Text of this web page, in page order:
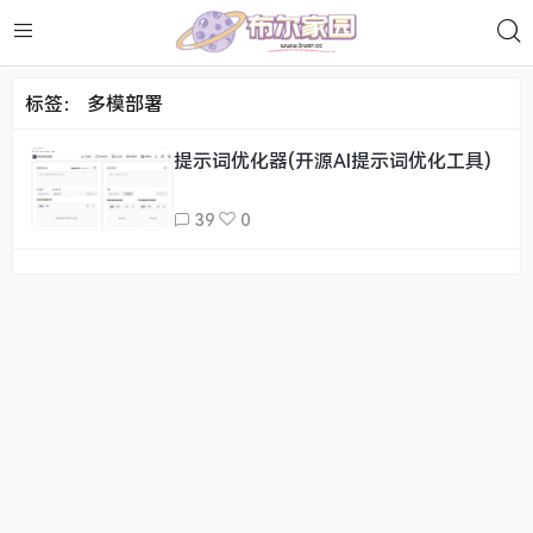
标签： 多模部署
提示词优化器(开源AI提示词优化工具)
39 0